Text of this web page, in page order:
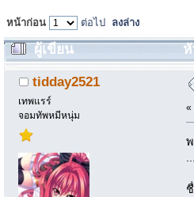
หน้าก่อน ต่อไป ลงล่าง
ผู้เขียน
หั
ดองต่อไป (อ่าน 101951 ครั้ง)
tidday2521
เทพแรร์
จอมทัพหมีหนุ่ม
«